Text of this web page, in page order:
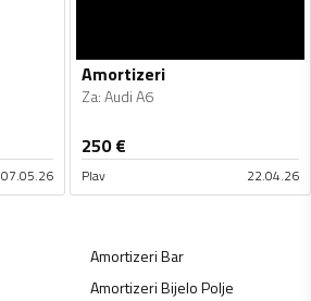
07.05.26
Amortizeri
Za:Audi A6
250€
Plav 22.04.26
AmortizeriBar
AmortizeriBijelo Polje